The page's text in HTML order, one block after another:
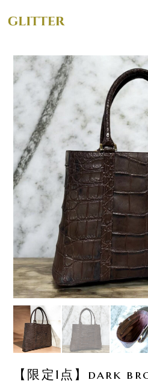
【限定1点】dark